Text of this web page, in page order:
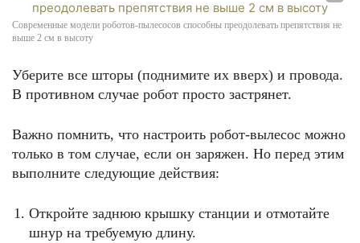
Современные модели роботов-пылесосов способны преодолевать препятствия не
выше 2 см в высоту
Уберите все шторы (поднимите их вверх) и провода.
В противном случае робот просто застрянет.
Важно помнить, что настроить робот-вылесос можно
только в том случае, если он заряжен. Но перед этим
выполните следующие действия:
Откройте заднюю крышку станции и отмотайте
шнур на требуемую длину.